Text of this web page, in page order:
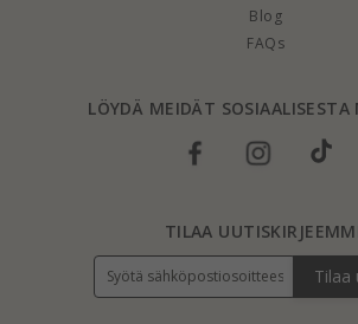
Blog
FAQs
LÖYDÄ MEIDÄT SOSIAALISESTA
TILAA
Tilaa